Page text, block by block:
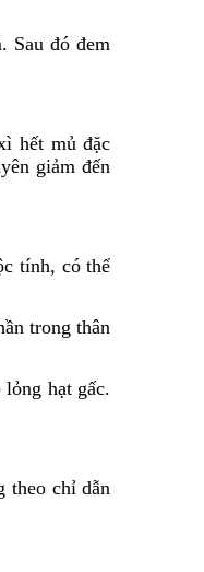
Sau đó đem
hết mủ đặc
giảm đến
tính, có thể
trong thân
hạt gấc.
theo chỉ dẫn